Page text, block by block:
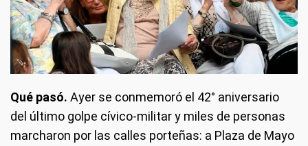
Qué pasó. Ayer se conmemoró el 42° aniversario
del último golpe cívico-militar y miles de personas
marcharon por las calles porteñas: a Plaza de Mayo